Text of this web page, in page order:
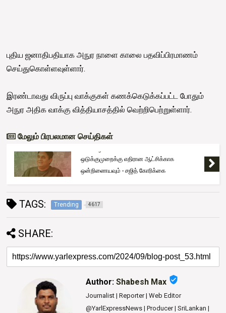
புதிய ஜனாதிபதியாக அநுர நாளை காலை பதவிப்பிரமாணம்
செய்துகொள்ளவுள்ளார்.
இரண்டாவது விருப்பு வாக்குகள் கணக்கெடுக்கப்பட்ட போதும்
அநுர அதிக வாக்கு வித்தியாசத்தில் வெற்றிபெற்றுள்ளார்.
மேலும் பிரபலமான செய்திகள்
'கரன்தெனிய ராஜு' இலங்கை அழைத்து வரப்பட்டார்
TAGS: Trending 4617
SHARE:
Author:Shabesh Max verified_user
Journalist | Reporter | Web Editor
@YarlExpressNews | Producer | SriLankan |